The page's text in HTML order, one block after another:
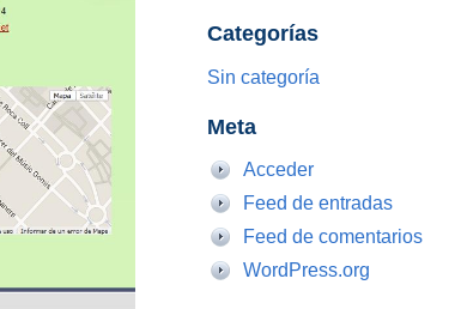
Categorías
Sin categoría
Meta
Acceder
Feed de entradas
Feed de comentarios
WordPress.org